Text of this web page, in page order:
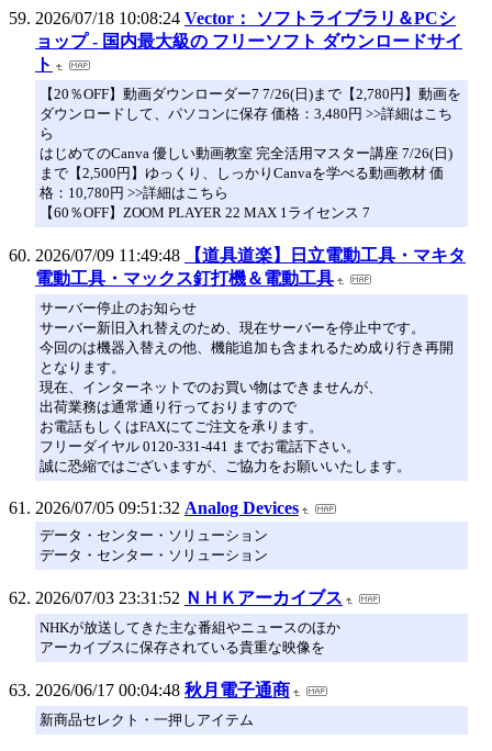
2026/07/18 10:08:24 Vector： ソフトライブラリ＆PCシ
ョップ - 国内最大級の フリーソフト ダウンロードサイ
ト
【20％OFF】動画ダウンローダー7 7/26(日)まで【2,780円】動画を
ダウンロードして、パソコンに保存 価格：3,480円 >>詳細はこち
ら
はじめてのCanva 優しい動画教室 完全活用マスター講座 7/26(日)
まで【2,500円】ゆっくり、しっかりCanvaを学べる動画教材 価
格：10,780円 >>詳細はこちら
【60％OFF】ZOOM PLAYER 22 MAX 1ライセンス 7
2026/07/09 11:49:48
【道具道楽】日立電動工具・マキタ
電動工具・マックス釘打機＆電動工具
サーバー停止のお知らせ
サーバー新旧入れ替えのため、現在サーバーを停止中です。
今回のは機器入替えの他、機能追加も含まれるため成り行き再開
となります。
現在、インターネットでのお買い物はできませんが、
出荷業務は通常通り行っておりますので
お電話もしくはFAXにてご注文を承ります。
フリーダイヤル 0120-331-441 までお電話下さい。
誠に恐縮ではございますが、ご協力をお願いいたします。
2026/07/05 09:51:32 Analog Devices
データ・センター・ソリューション
データ・センター・ソリューション
2026/07/03 23:31:52 ＮＨＫアーカイブス
NHKが放送してきた主な番組やニュースのほか
アーカイブスに保存されている貴重な映像を
2026/06/17 00:04:48 秋月電子通商
新商品セレクト・一押しアイテム